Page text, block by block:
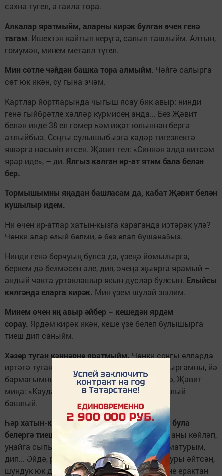
сәхнә түгел, ә гаилә тора.
Алкалар яратмыйм, аларны кирәк булган өчен генә
тагам. Ишектән кайтып керүгә, салып ташлыйм. Алтын,
гомумән, минем металл түгел.
Мин сөтле чәйдән башка тора алмыйм. Чәйгә салырга
сөт юк икән, су гына эчәм.
Картлар йортларында чыгыш ясау бик авыр: нинди
генә гыйбрәтле хәлләр күрмисең анда... Без Җәвит
белән инде 38 ел гомер һәм иҗат юлыннан бергә
атлыйбыз. Соңгы сулышыбызга кадәр тигезлектә
яшәргә насыйп итсен. Җәвит гел: «Синнән алда китсәм
ярар иде», – ди. Ялгыз калган ир-ат ятим бала белән
бер.
Тормышымны яңадан башласам да, кабат Җәвит белән
кушылыр идем.
Ни өчен ир-атлар хатын-кызга караганда иртәрәк үлә?
Чөнки алар елый белми, ә без елап бушанабыз.
Нинди генә борчуың булса да, үзеңә йомылырга,
беркем дә белмәсен әле, дип, эчеңә җыярга ярамый –
андый чакта уртаклашыр якын дуслар булсын. Елыйсы
килгәндә еларга кирәк. Мин үзем шулай эшлим.
Минем өчен иң авыр әйбер – кешедән ярдәм
сорау. Ярдәм кирәк икән, кеше үзе белеп булышырга
тиеш дип саныйм.
Хәзер туган көннәрне яратмыйм. Чөнки соңгы елларда
иртәгә туган көнем дигәндә, егылып йә кабыргамны, йә
бармагымны сындырам. Туган көнем җитсә, Җәвит
миңа: «Каударланма, ашыкма», – дип кабатлый
башлый.
Һәр хатын-кыз да гаиләдә күпмедер артист була
белергә тиеш.
Ир кеше ул сабый бала кебек, аны көйләп,
уңайга сыпырып торырга кирәк. Җәвитем, матурым,
дип... Әйдә, ремонт ясыйбыз дип турыдан-туры әйтсәң,
шундук юк диячәк. Эш эшләтәсе булса, сүзне ерактан